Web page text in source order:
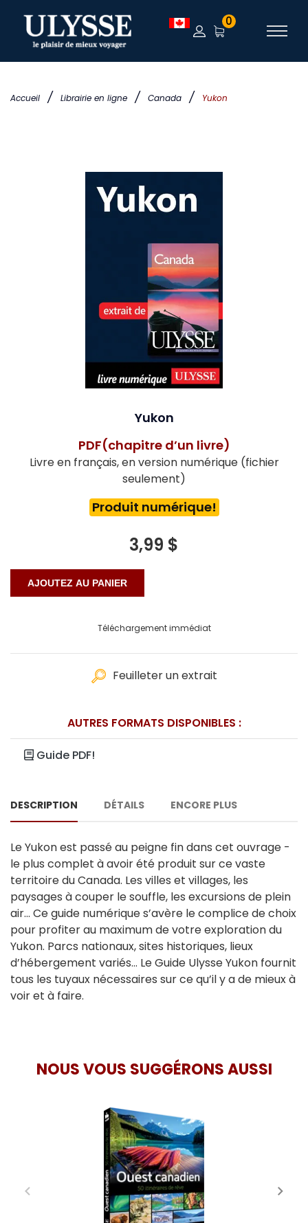
Accueil / Librairie en ligne / Canada / Yukon
0
Yukon
PDF(chapitre d’un livre)
Livre en français, en version numérique (fichier
seulement)
Produit numérique!
3,99 $
Téléchargement immédiat
Feuilleter un extrait
AUTRES FORMATS DISPONIBLES :
Guide PDF!
DESCRIPTION DÉTAILS ENCORE PLUS
Le Yukon est passé au peigne fin dans cet ouvrage -
le plus complet à avoir été produit sur ce vaste
territoire du Canada. Les villes et villages, les
paysages à couper le souffle, les excursions de plein
air... Ce guide numérique s’avère le complice de choix
pour profiter au maximum de votre exploration du
Yukon. Parcs nationaux, sites historiques, lieux
d’hébergement variés... Le Guide Ulysse Yukon fournit
tous les tuyaux nécessaires sur ce qu’il y a de mieux à
voir et à faire.
NOUS VOUS SUGGÉRONS AUSSI